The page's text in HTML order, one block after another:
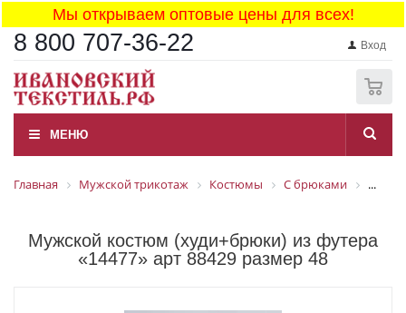
Мы открываем оптовые цены для всех!
8 800 707-36-22 Вход
МЕНЮ
Главная Мужской трикотаж Костюмы С брюками ...
Мужской костюм (худи+брюки) из футера
«14477» арт 88429 размер 48